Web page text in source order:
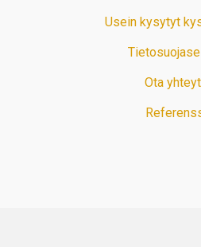
Usein kysytyt
Ota